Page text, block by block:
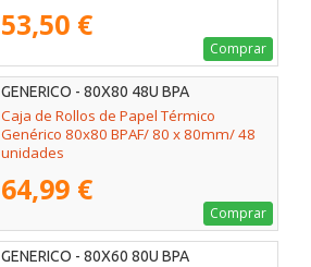
53,50 €
Comprar
GENERICO - 80X80 48U BPA
Caja de Rollos de Papel Térmico
Genérico 80x80 BPAF/ 80 x 80mm/ 48
unidades
64,99 €
Comprar
GENERICO - 80X60 80U BPA